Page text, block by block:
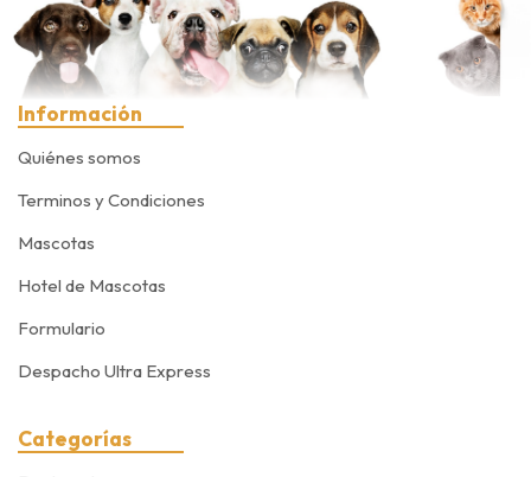
Información
Quiénes somos
Terminos y Condiciones
Mascotas
Hotel de Mascotas
Formulario
Despacho Ultra Express
Categorías